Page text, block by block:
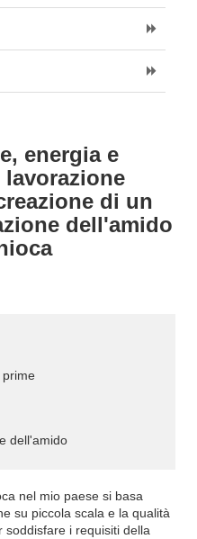
energia e
di un
dell'amido
prime
dell'amido
nel mio paese si basa
su piccola scala e la qualità
i requisiti della